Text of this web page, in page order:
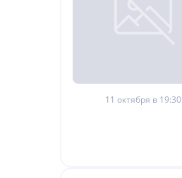
11 октября в 19:30